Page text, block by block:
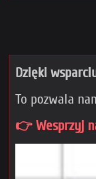
Dzięki
To pozwala
👉 Wesprzyj